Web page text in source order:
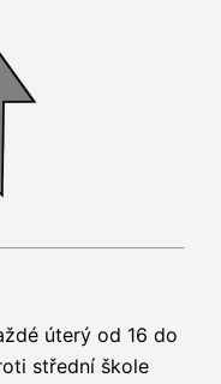
úterý od 16 do
střední škole